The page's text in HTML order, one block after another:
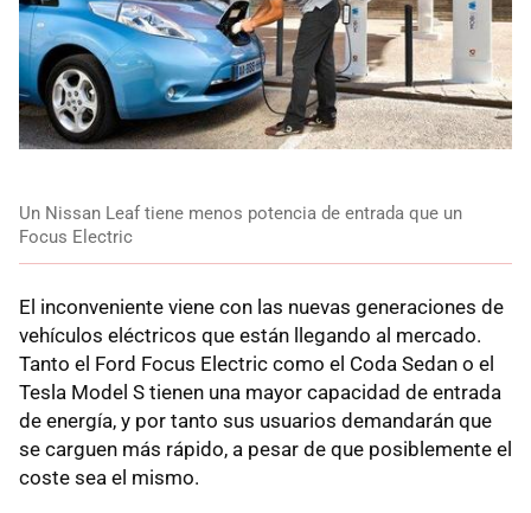
Un Nissan Leaf tiene menos potencia de entrada que un
Focus Electric
El inconveniente viene con las nuevas generaciones de
vehículos eléctricos que están llegando al mercado.
Tanto el Ford Focus Electric como el Coda Sedan o el
Tesla Model S tienen una mayor capacidad de entrada
de energía, y por tanto sus usuarios demandarán que
se carguen más rápido, a pesar de que posiblemente el
coste sea el mismo.